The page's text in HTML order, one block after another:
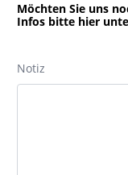
Möchten Sie uns
Infos bitte hier
Notiz